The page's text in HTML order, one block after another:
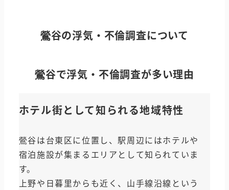
鶯谷の浮気・不倫調査について
鶯谷で浮気・不倫調査が多い理由
ホテル街として知られる地域特性
鶯谷は台東区に位置し、駅周辺にはホテルや
宿泊施設が集まるエリアとして知られていま
す。
上野や日暮里からも近く、山手線沿線という